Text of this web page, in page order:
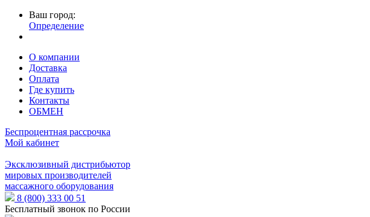
Ваш город:
Определение
О компании
Доставка
Оплата
Где купить
Контакты
ОБМЕН
Беспроцентная рассрочка
Мой кабинет
Эксклюзивный дистрибьютор
мировых производителей
массажного оборудования
8 (800) 333 00 51
Бесплатный звонок по России